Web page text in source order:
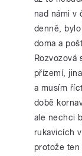
nad námi v
denně,
doma a
Rozvozová
přízemí,
a musím
době
ale nechci
rukavicích
protože